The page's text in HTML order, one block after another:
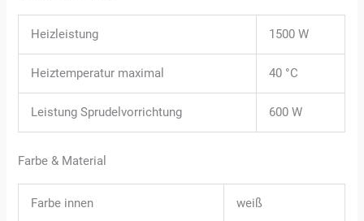
Heizleistung 1500 W
Heiztemperatur maximal 40 °C
Leistung Sprudelvorrichtung 600 W
Farbe & Material
Farbe innen weiß